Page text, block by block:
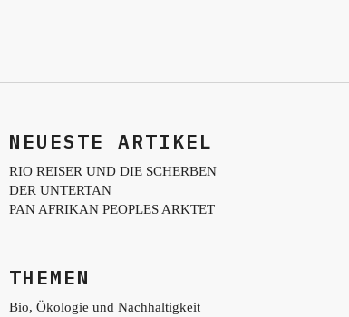
NEUESTE ARTIKEL
RIO REISER UND DIE SCHERBEN
DER UNTERTAN
PAN AFRIKAN PEOPLES ARKTET
THEMEN
Bio, Ökologie und Nachhaltigkeit